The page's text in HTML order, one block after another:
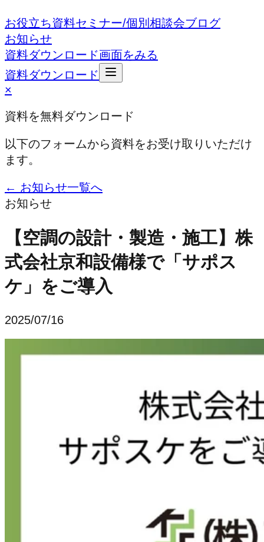
お役立ち資料セミナー/個別相談会ブログ
お知らせ
資料ダウンロード画面をみる
資料ダウンロード
×
資料を無料ダウンロード
以下のフォームから資料をお受け取りいただけ
ます。
← お知らせ一覧へ
お知らせ
【空調の設計・製造・施工】株
式会社京和設備様で「サポス
ケ」をご導入
2025/07/16